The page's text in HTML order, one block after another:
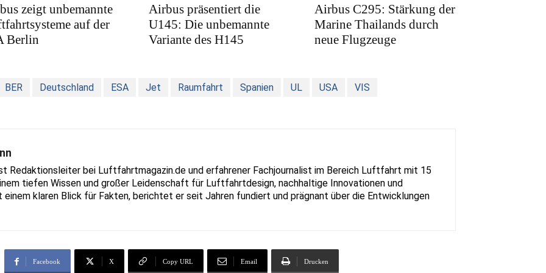
zeigt unbemannte
auf der
Berlin
Airbus präsentiert die
U145: Die unbemannte
Variante des H145
Airbus C295: Stärkung der
Marine Thailands durch
neue Flugzeuge
BER Deutschland ESA Jet Raumfahrt Spanien UL USA VIS
Redaktionsleiter bei Luftfahrtmagazin.de und erfahrener Fachjournalist im Bereich Luftfahrt mit 15
tiefen Wissen und großer Leidenschaft für Luftfahrtdesign, nachhaltige Innovationen und
klaren Blick für Fakten, berichtet er seit Jahren fundiert und prägnant über die Entwicklungen
Facebook X Copy URL Email Drucken